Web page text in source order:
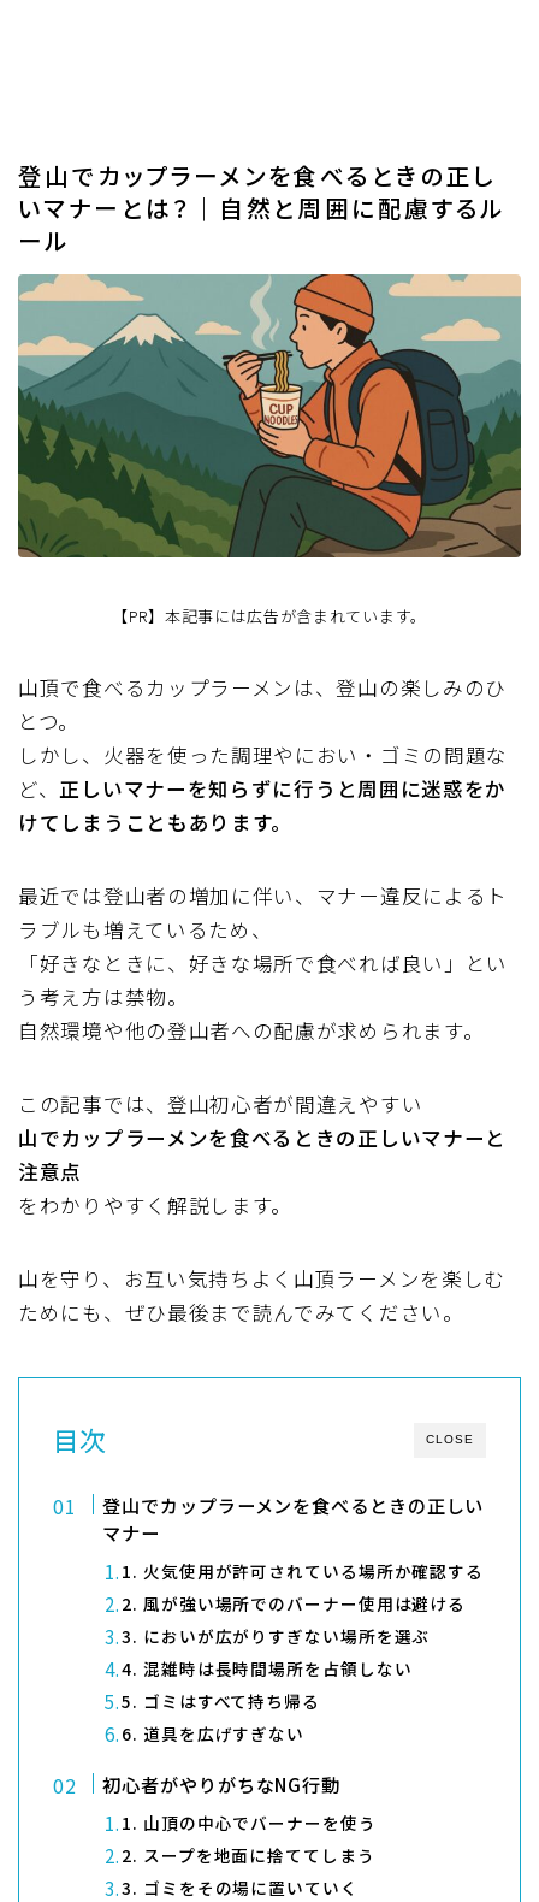
登山でカップラーメンを食べるときの正し
いマナーとは？｜自然と周囲に配慮するル
ール
【PR】本記事には広告が含まれています。
山頂で食べるカップラーメンは、登山の楽しみのひ
とつ。
しかし、火器を使った調理やにおい・ゴミの問題な
ど、正しいマナーを知らずに行うと周囲に迷惑をか
けてしまうこともあります。
最近では登山者の増加に伴い、マナー違反によるト
ラブルも増えているため、
「好きなときに、好きな場所で食べれば良い」とい
う考え方は禁物。
自然環境や他の登山者への配慮が求められます。
この記事では、登山初心者が間違えやすい
山でカップラーメンを食べるときの正しいマナーと
注意点
をわかりやすく解説します。
山を守り、お互い気持ちよく山頂ラーメンを楽しむ
ためにも、ぜひ最後まで読んでみてください。
CLOSE
目次
登山でカップラーメンを食べるときの正しい
マナー
1. 火気使用が許可されている場所か確認する
2. 風が強い場所でのバーナー使用は避ける
3. においが広がりすぎない場所を選ぶ
4. 混雑時は長時間場所を占領しない
5. ゴミはすべて持ち帰る
6. 道具を広げすぎない
初心者がやりがちなNG行動
1. 山頂の中心でバーナーを使う
2. スープを地面に捨ててしまう
3. ゴミをその場に置いていく